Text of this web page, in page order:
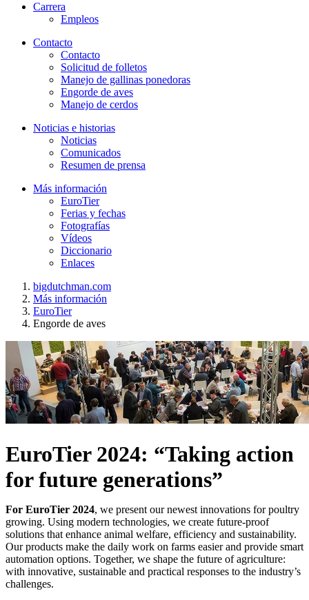
Carrera
Empleos
Contacto
Contacto
Solicitud de folletos
Manejo de gallinas ponedoras
Engorde de aves
Manejo de cerdos
Noticias e historias
Noticias
Comunicados
Resumen de prensa
Más información
EuroTier
Ferias y fechas
Fotografías
Vídeos
Diccionario
Enlaces
bigdutchman.com
Más información
EuroTier
Engorde de aves
EuroTier 2024: “Taking action
for future generations”
For EuroTier 2024, we present our newest innovations for poultry
growing. Using modern technologies, we create future-proof
solutions that enhance animal welfare, efficiency and sustainability.
Our products make the daily work on farms easier and provide smart
automation options. Together, we shape the future of agriculture:
with innovative, sustainable and practical responses to the industry’s
challenges.